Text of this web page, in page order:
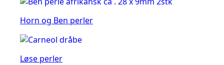
Horn og Ben perler
Løse perler